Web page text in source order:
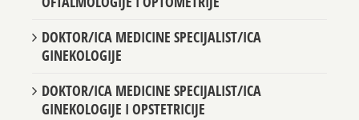
DOKTOR/ICA MEDICINE SPECIJALIST/ICA
GINEKOLOGIJE
DOKTOR/ICA MEDICINE SPECIJALIST/ICA
GINEKOLOGIJE I OPSTETRICIJE